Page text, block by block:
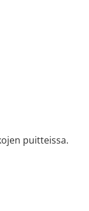
puitteissa.